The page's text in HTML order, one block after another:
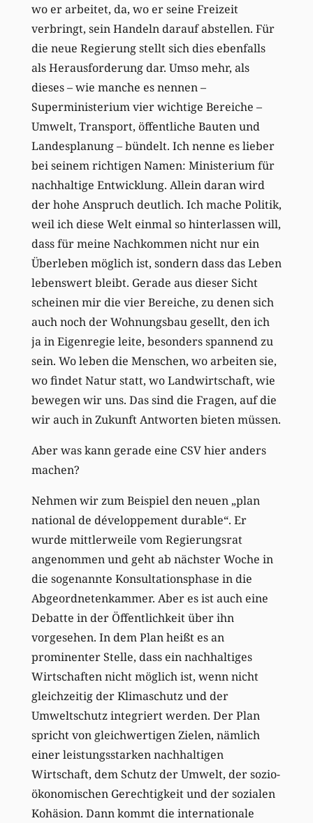
wo er arbeitet, da, wo er seine Freizeit
verbringt, sein Handeln darauf abstellen. Für
die neue Regierung stellt sich dies ebenfalls
als Herausforderung dar. Umso mehr, als
dieses – wie manche es nennen –
Superministerium vier wichtige Bereiche –
Umwelt, Transport, öffentliche Bauten und
Landesplanung – bündelt. Ich nenne es lieber
bei seinem richtigen Namen: Ministerium für
nachhaltige Entwicklung. Allein daran wird
der hohe Anspruch deutlich. Ich mache Politik,
weil ich diese Welt einmal so hinterlassen will,
dass für meine Nachkommen nicht nur ein
Überleben möglich ist, sondern dass das Leben
lebenswert bleibt. Gerade aus dieser Sicht
scheinen mir die vier Bereiche, zu denen sich
auch noch der Wohnungsbau gesellt, den ich
ja in Eigenregie leite, besonders spannend zu
sein. Wo leben die Menschen, wo arbeiten sie,
wo findet Natur statt, wo Landwirtschaft, wie
bewegen wir uns. Das sind die Fragen, auf die
wir auch in Zukunft Antworten bieten müssen.
Aber was kann gerade eine CSV hier anders
machen?
Nehmen wir zum Beispiel den neuen „plan
national de développement durable“. Er
wurde mittlerweile vom Regierungsrat
angenommen und geht ab nächster Woche in
die sogenannte Konsultationsphase in die
Abgeordnetenkammer. Aber es ist auch eine
Debatte in der Öffentlichkeit über ihn
vorgesehen. In dem Plan heißt es an
prominenter Stelle, dass ein nachhaltiges
Wirtschaften nicht möglich ist, wenn nicht
gleichzeitig der Klimaschutz und der
Umweltschutz integriert werden. Der Plan
spricht von gleichwertigen Zielen, nämlich
einer leistungsstarken nachhaltigen
Wirtschaft, dem Schutz der Umwelt, der sozio-
ökonomischen Gerechtigkeit und der sozialen
Kohäsion. Dann kommt die internationale